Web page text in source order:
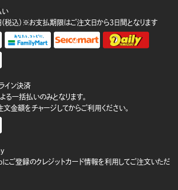
い
税込）※お支払期限はご注文日から3日間となります
イン決済
る一括払いのみとなります。
金額をチャージしてからご利用ください。
ご登録のクレジットカード情報を利用してご注文いただ